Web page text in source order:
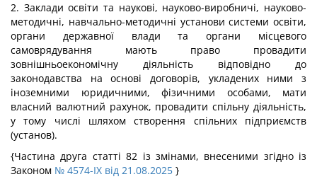
2. Заклади освіти та наукові, науково-виробничі, науково-
методичні, навчально-методичні установи системи освіти,
органи державної влади та органи місцевого
самоврядування мають право провадити
зовнішньоекономічну діяльність відповідно до
законодавства на основі договорів, укладених ними з
іноземними юридичними, фізичними особами, мати
власний валютний рахунок, провадити спільну діяльність,
у тому числі шляхом створення спільних підприємств
(установ).
{Частина друга статті 82 із змінами, внесеними згідно із
Законом № 4574-IX від 21.08.2025 }